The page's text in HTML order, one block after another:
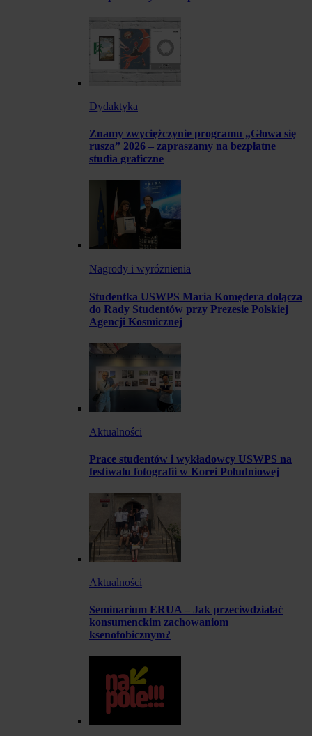
Dydaktyka
Znamy zwyciężczynie programu „Głowa się
rusza” 2026 – zapraszamy na bezpłatne
studia graficzne
Nagrody i wyróżnienia
Studentka USWPS Maria Komędera dołącza
do Rady Studentów przy Prezesie Polskiej
Agencji Kosmicznej
Aktualności
Prace studentów i wykładowcy USWPS na
festiwalu fotografii w Korei Południowej
Aktualności
Seminarium ERUA – Jak przeciwdziałać
konsumenckim zachowaniom
ksenofobicznym?